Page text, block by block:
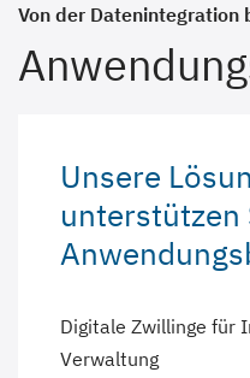
Von der Datenintegration
Unsere
unterstützen
Digitale Zwillinge für
Verwaltung